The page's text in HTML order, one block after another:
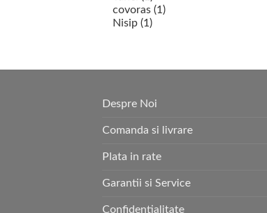
Despre Noi
Comanda si livrare
Plata in rate
Garantii si Service
Confidentialitate